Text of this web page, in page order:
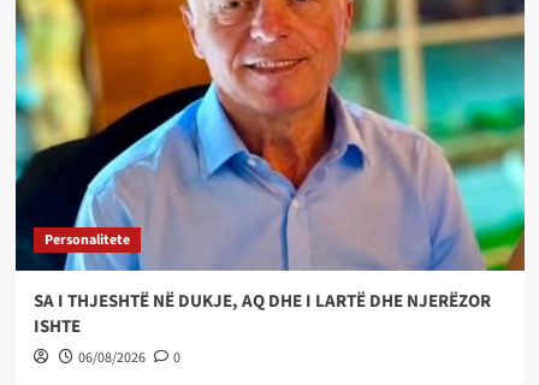
Personalitete
SA I THJESHTË NË DUKJE, AQ DHE I LARTË DHE NJERËZOR
ISHTE
06/08/2026 0